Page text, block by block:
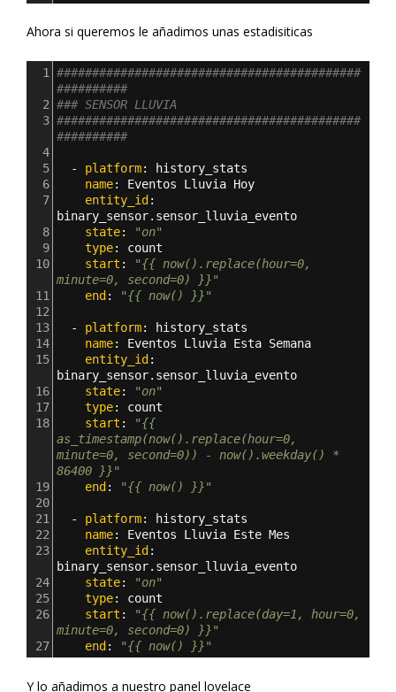
Ahora si queremos le añadimos unas estadisiticas
1
###########################################
##########
2 ### SENSOR LLUVIA
3 ###########################################
##########
4
5
  -
platform:
history_stats
6
name: Eventos Lluvia Hoy
7
entity_id
binary_sensor.sensor_lluvia_evento
8
state:
"on"
9
type: count
10
start :
"{{ now().replace(hour=0,
minute=0, second=0) }}"
11
end :
"{{ now() }}"
12
13
  -
platform:
history_stats
14
name: Eventos Lluvia Esta Semana
15
entity_id
binary_sensor.sensor_lluvia_evento
16
state:
"on"
17
type: count
18
start :
"{{
as_timestamp(now().replace(hour=0,
minute=0, second=0)) - now().weekday() *
86400 }}"
19
end :
"{{ now() }}"
20
21
  -
platform:
history_stats
22
name: Eventos Lluvia Este Mes
23
entity_id
binary_sensor.sensor_lluvia_evento
24
state:
"on"
25
type: count
26
start :
"{{ now().replace(day=1, hour=0,
minute=0, second=0) }}"
27
end : "{{ now() }}"
Y lo añadimos a nuestro panel lovelace